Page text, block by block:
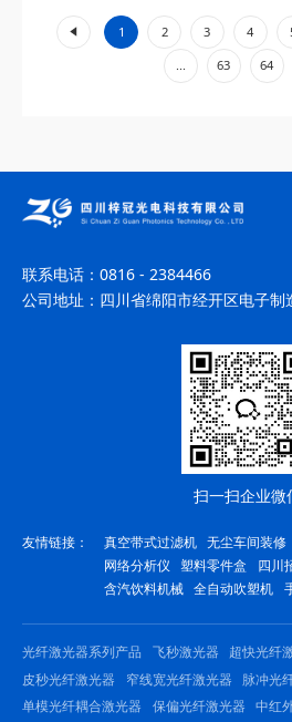
1 2 3 4
... 63 64
»
联系电话： 0816 - 2384466
公司地址： 四川省绵阳市经开区电子
扫一扫企业微
友情链接： 真空带式过滤机 无尘车间装修
网络分析仪 塑料零件盒 四川
含汽饮料机械 全自动吹塑机
光纤激光器系列产品 飞秒激光器 超快光纤
皮秒光纤激光器
窄线宽光纤激光器
脉冲光
单模光纤耦合激光器
保偏光纤激光器 中红